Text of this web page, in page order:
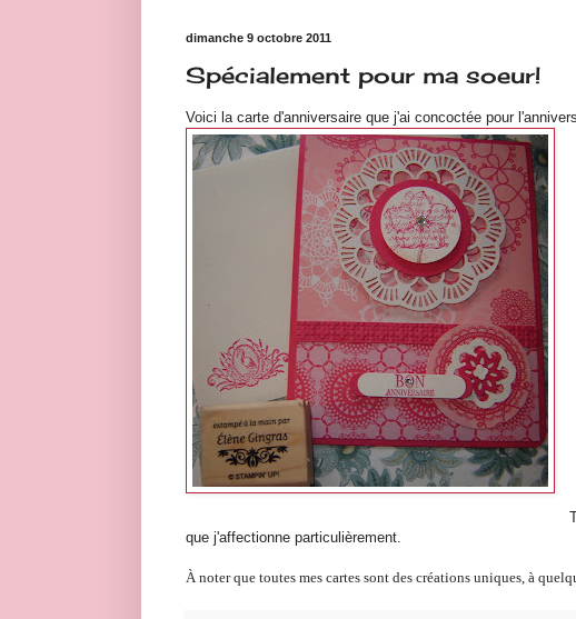
dimanche 9 octobre 2011
Spécialement pour ma soeur!
Voici la carte d'anniversaire que j'ai concoctée pour
que j'affectionne particulièrement.
À noter que toutes mes cartes sont des créations uniques, à